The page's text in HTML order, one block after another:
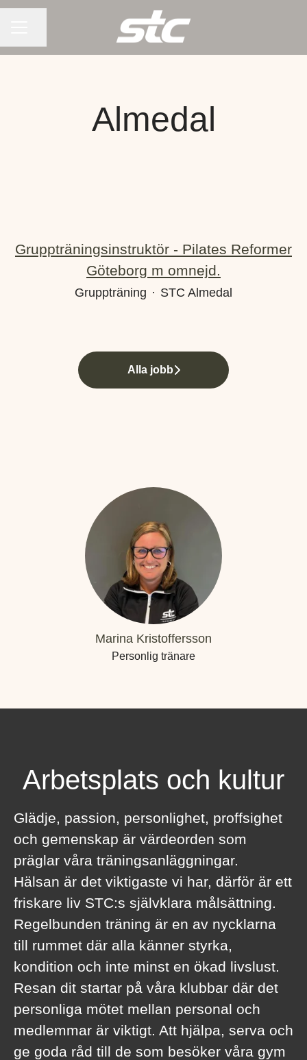
Almedal
Gruppträningsinstruktör - Pilates Reformer
Göteborg m omnejd.
Gruppträning · STC Almedal
Alla jobb
Marina Kristoffersson
Personlig tränare
Arbetsplats och kultur
Glädje, passion, personlighet, proffsighet
och gemenskap är värdeorden som
präglar våra träningsanläggningar.
Hälsan är det viktigaste vi har, därför är ett
friskare liv STC:s självklara målsättning.
Regelbunden träning är en av nycklarna
till rummet där alla känner styrka,
kondition och inte minst en ökad livslust.
Resan dit startar på våra klubbar där det
personliga mötet mellan personal och
medlemmar är viktigt. Att hjälpa, serva och
ge goda råd till de som besöker våra gym